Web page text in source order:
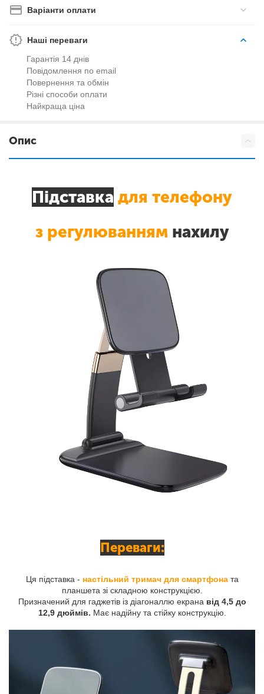
Варіанти оплати
Наші переваги
Гарантія 14 днів
Повідомлення по email
Повернення та обмін
Різні способи оплати
Найкраща ціна
Опис
Підставка для телефону
з регулюваннямнахилу
Переваги:
Ця підставка - настільний тримач для смартфоната
планшета зі складною конструкцією.
Призначений для гаджетів із діагоналлю екрана від 4,5 до
12,9 дюймів. Має надійну та стійку конструкцію.